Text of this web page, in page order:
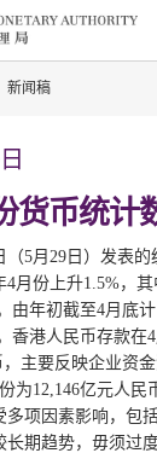
新闻稿
货币统计
（5月29日）发表
4月份上升1.5%，
由年初截至4月底
香港人民币存款在
，主要反映企业资
为12,146亿元人民
多项因素影响，包
期趋势，毋须过